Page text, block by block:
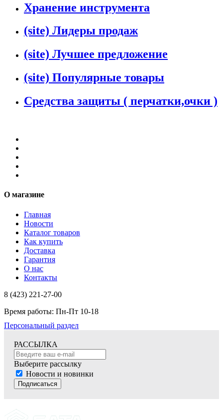
Хранение инструмента
(site) Лидеры продаж
(site) Лучшее предложение
(site) Популярные товары
Средства защиты ( перчатки,очки )
О магазине
Главная
Новости
Каталог товаров
Как купить
Доставка
Гарантия
О нас
Контакты
8 (423) 221-27-00
Время работы: Пн-Пт 10-18
Персональный раздел
РАССЫЛКА
Выберите рассылку
Новости и новинки
Подписаться